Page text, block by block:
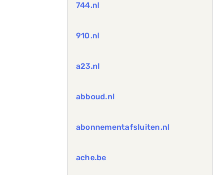
744.nl
910.nl
a23.nl
abboud.nl
abonnementafsluiten.nl
ache.be